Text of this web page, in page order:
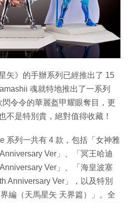
矢》的手辦系列已經推出了 15
魂就特地推出了一系列
令令的華麗盔甲耀眼奪目，更
不是特別貴，絕對值得收藏！
系列一共有 4 款，包括「女神雅
Ver」、「冥王哈迪
Ver」、「海皇波塞
Anniversary Ver」，以及特別
編（天馬星矢 天界篇）」。全